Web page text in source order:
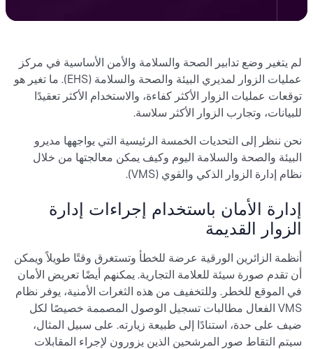
لم يتغير وضع تدابير الصحة والسلامة والأمن الأساسية في مركز
عمليات الزوار لمديري البيئة والصحة والسلامة (EHS). ما تغير هو
توقعات عمليات الزوار الأكثر كفاءة، والاستخدام الأكثر تعقيدًا
للبيانات، وتجارب الزوار الأكثر سلاسة.
نحن ننظر إلى التحديات الخمسة الرئيسية التي يواجهها مديرو
البيئة والصحة والسلامة اليوم وكيف يمكن معالجتها من خلال
نظام إدارة الزوار الذكي والقوي (VMS).
إدارة الأمان باستخدام إجراءات إدارة
الزوار القديمة
أنظمة الزائرين الورقية عرضة للخطأ وتستغرق وقتًا طويلاً ويمكن
أن تقدم صورة سيئة للعلامة التجارية. يمكنهم أيضًا تعريض الأمان
في الموقع للخطر. وللتخفيف من هذه الثغرات الأمنية، يوفر نظام
VMS الفعال مطالبات تسجيل الوصول المصممة خصيصًا لكل
ضيف على حدة، استنادًا إلى طبيعة زيارته. على سبيل المثال،
سيتم التقاط صور المرشحين الذين يزورون لإجراء المقابلات